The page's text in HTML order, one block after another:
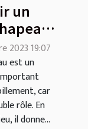
un
2023 19:07
est un
car
rôle. En
il donne...